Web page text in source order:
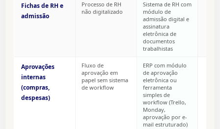
Fichas de RH e
admissão
Processo de RH
não digitalizado
Sistema de RH com
módulo de
admissão digital e
assinatura
eletrônica de
documentos
trabalhistas
Aprovações
internas
(compras,
despesas)
Fluxo de
aprovação em
papel sem sistema
de workflow
ERP com módulo
de aprovação
eletrônica ou
ferramenta
simples de
workflow (Trello,
Monday,
aprovação por e-
mail estruturado)